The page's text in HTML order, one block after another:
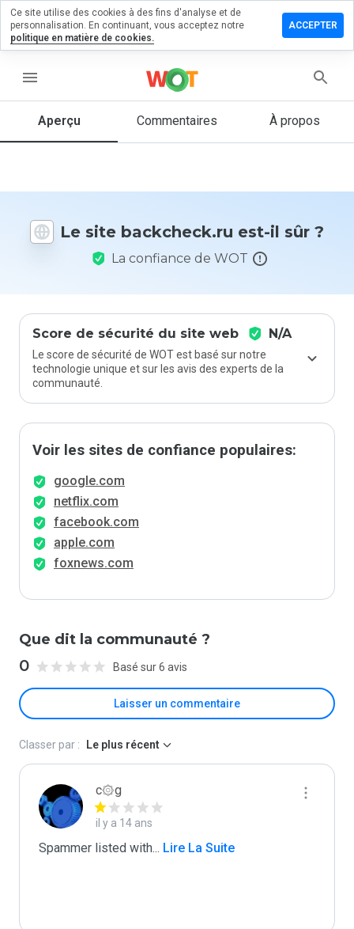
menu
Aperçu Commentaires À propos
Le site backcheck.ru est-il sûr ?
La confiance de WOT
Score de sécurité du site web N/A
Le score de sécurité de WOT est basé sur notre
technologie unique et sur les avis des experts de la
communauté.
Voir les sites de confiance populaires:
google.com
netflix.com
facebook.com
apple.com
foxnews.com
Que dit la communauté ?
0 Basé sur 6 avis
Laisser un commentaire
un
1 et 5
vous à ce
site ?
Classer par : Le plus récent
c۞g
il y a 14 ans
Spammer listed with... Lire La Suite
Ce site utilise des cookies à des fins d'analyse et de
personnalisation. En continuant, vous acceptez notre
politique en matière de cookies.
ACCEPTER